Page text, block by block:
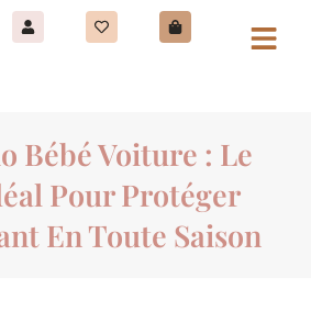
Bébé Voiture : Le
Pour Protéger
En Toute Saison